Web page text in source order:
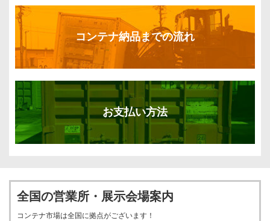
コンテナ納品までの流れ
お支払い方法
全国の営業所・展示会場案内
コンテナ市場は全国に拠点がございます！